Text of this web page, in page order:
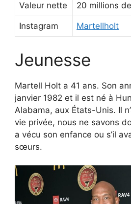
Valeur nette 20 millions
Instagram Martellholt
Jeunesse
Martell Holt a 41 ans. Son
janvier 1982 et il est né à
Alabama, aux États-Unis. Il
vie privée, nous ne savons
a vécu son enfance ou s’il
sœurs.